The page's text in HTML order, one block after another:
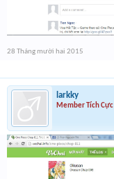
28 Tháng mười hai 2015
larkky
Member Tích Cực